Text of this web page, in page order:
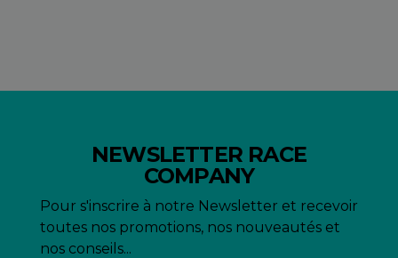
NEWSLETTER RACE
COMPANY
Pour s'inscrire à notre Newsletter et recevoir
toutes nos promotions, nos nouveautés et
nos conseils...